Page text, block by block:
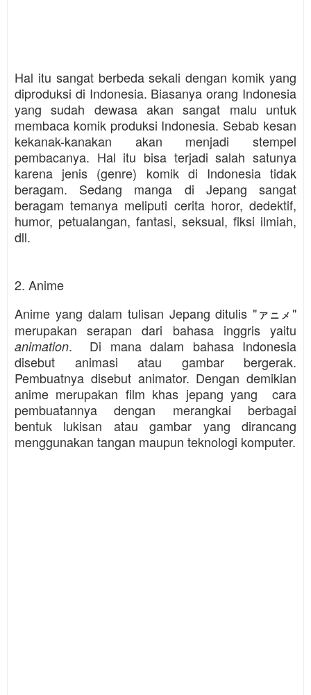
Hal itu sangat berbeda sekali dengan komik yang
diproduksi di Indonesia. Biasanya orang Indonesia
yang sudah dewasa akan sangat malu untuk
membaca komik produksi Indonesia. Sebab kesan
kekanak-kanakan akan menjadi stempel
pembacanya. Hal itu bisa terjadi salah satunya
karena jenis (genre) komik di Indonesia tidak
beragam. Sedang manga di Jepang sangat
beragam temanya meliputi cerita horor, dedektif,
humor, petualangan, fantasi, seksual, fiksi ilmiah,
dll.
2. Anime
Anime yang dalam tulisan Jepang ditulis " アニメ "
merupakan serapan dari bahasa inggris yaitu
animation. Di mana dalam bahasa Indonesia
disebut animasi atau gambar bergerak.
Pembuatnya disebut animator. Dengan demikian
anime merupakan film khas jepang yang cara
pembuatannya dengan merangkai berbagai
bentuk lukisan atau gambar yang dirancang
menggunakan tangan maupun teknologi komputer.